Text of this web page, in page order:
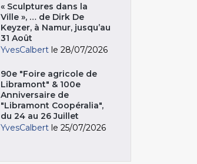
« Sculptures dans la
Ville », … de Dirk De
Keyzer, à Namur, jusqu’au
31 Août
YvesCalbert le 28/07/2026
90e "Foire agricole de
Libramont" & 100e
Anniversaire de
"Libramont Coopéralia",
du 24 au 26 Juillet
YvesCalbert le 25/07/2026